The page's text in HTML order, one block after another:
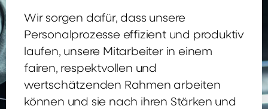
Wir sorgen dafür, dass unsere
Personalprozesse effizient und produktiv
laufen, unsere Mitarbeiter in einem
fairen, respektvollen und
wertschätzenden Rahmen arbeiten
können und sie nach ihren Stärken und